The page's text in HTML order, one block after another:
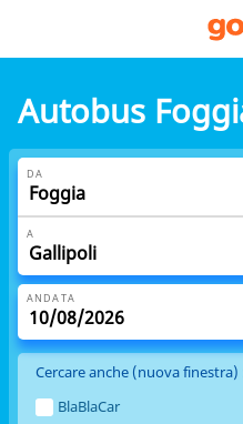
Autobus
DA
A
ANDATA
Cercare anche (nuova finestra)
BlaBlaCar